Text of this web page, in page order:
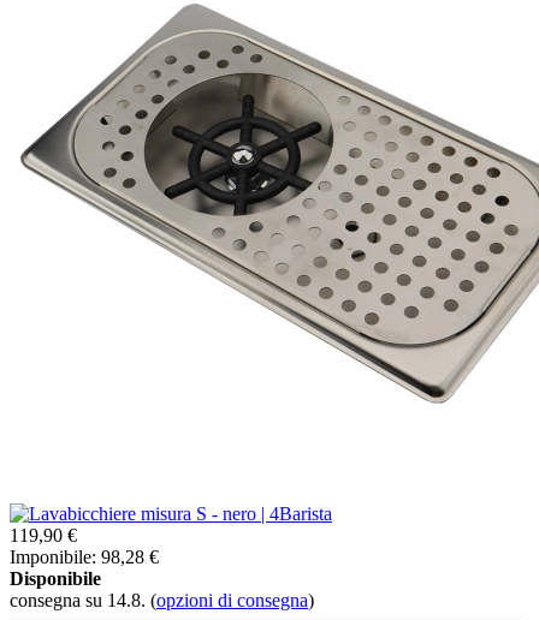
119,90 €
Imponibile: 98,28 €
Disponibile
consegna su 14.8. (opzioni di consegna)